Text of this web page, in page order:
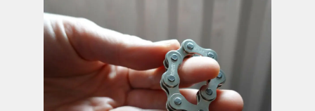
choisies